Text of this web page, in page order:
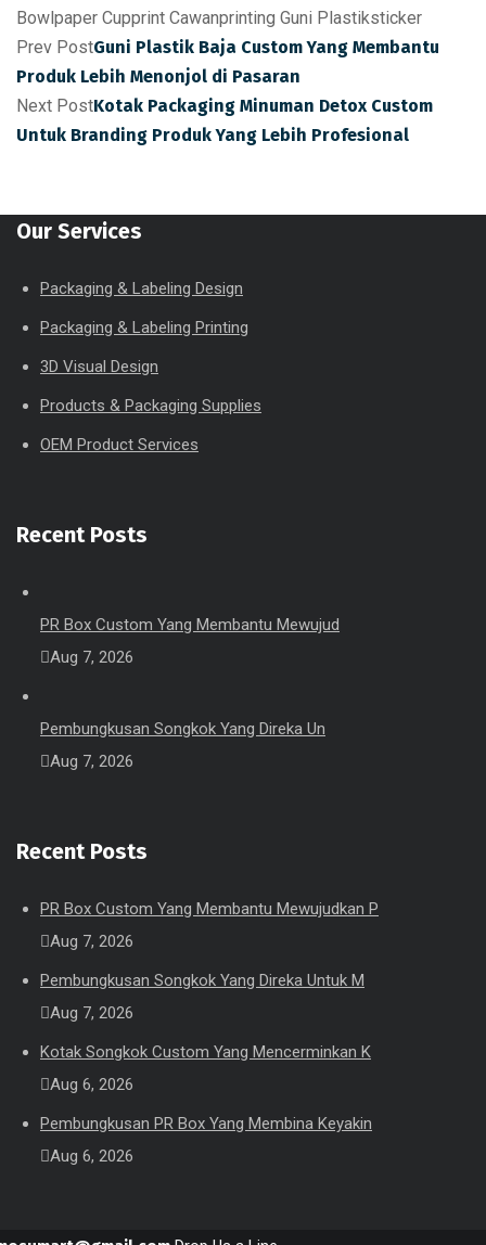
Bowlpaper Cupprint Cawanprinting Guni Plastiksticker
Prev PostGuni Plastik Baja Custom Yang Membantu
Produk Lebih Menonjol di Pasaran
Next PostKotak Packaging Minuman Detox Custom
Untuk Branding Produk Yang Lebih Profesional
Our Services
Packaging & Labeling Design
Packaging & Labeling Printing
3D Visual Design
Products & Packaging Supplies
OEM Product Services
Recent Posts
PR Box Custom Yang Membantu Mewujud
Aug 7, 2026
Pembungkusan Songkok Yang Direka Un
Aug 7, 2026
Recent Posts
PR Box Custom Yang Membantu Mewujudkan P
Aug 7, 2026
Pembungkusan Songkok Yang Direka Untuk M
Aug 7, 2026
Kotak Songkok Custom Yang Mencerminkan K
Aug 6, 2026
Pembungkusan PR Box Yang Membina Keyakin
Aug 6, 2026